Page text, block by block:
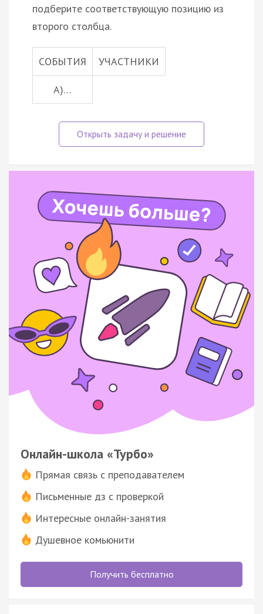
подберите соответствующую позицию из
второго столбца.
СОБЫТИЯ УЧАСТНИКИ
А)…
Онлайн-школа «Турбо»
Прямая связь с преподавателем
Письменные дз с проверкой
Интересные онлайн-занятия
Душевное комьюнити
Получить бесплатно